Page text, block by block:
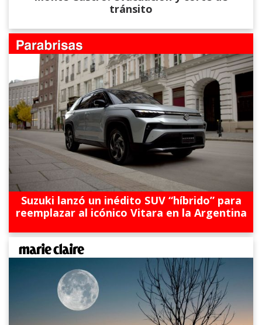
tránsito
Suzuki lanzó un inédito SUV “híbrido” para
reemplazar al icónico Vitara en la Argentina